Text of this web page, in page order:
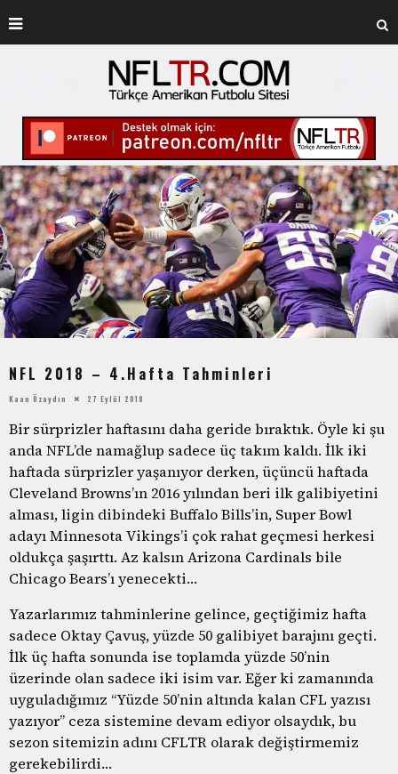
NFL 2018 – 4.Hafta Tahminleri
Kaan Özaydın 27 Eylül 2018
Bir sürprizler haftasını daha geride bıraktık. Öyle ki şu
anda NFL’de namağlup sadece üç takım kaldı. İlk iki
haftada sürprizler yaşanıyor derken, üçüncü haftada
Cleveland Browns’ın 2016 yılından beri ilk galibiyetini
alması, ligin dibindeki Buffalo Bills’in, Super Bowl
adayı Minnesota Vikings’i çok rahat geçmesi herkesi
oldukça şaşırttı. Az kalsın Arizona Cardinals bile
Chicago Bears’ı yenecekti…
Yazarlarımız tahminlerine gelince, geçtiğimiz hafta
sadece Oktay Çavuş, yüzde 50 galibiyet barajını geçti.
İlk üç hafta sonunda ise toplamda yüzde 50’nin
üzerinde olan sadece iki isim var. Eğer ki zamanında
uyguladığımız “Yüzde 50’nin altında kalan CFL yazısı
yazıyor” ceza sistemine devam ediyor olsaydık, bu
sezon sitemizin adını CFLTR olarak değiştirmemiz
gerekebilirdi…